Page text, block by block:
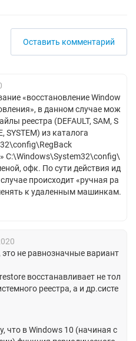
Оставить комментарий
«восстановление Window
в данном случае мож
реестра (DEFAULT, SAM, S
SYSTEM) из каталога
C:\Windows\System32\config\
офк. По сути действия ид
происходит «ручная ра
к удаленным машинкам.
не равнозначные вариант
восстанавливает не тол
реестра, а и др.систе
что в Windows 10 (начиная с